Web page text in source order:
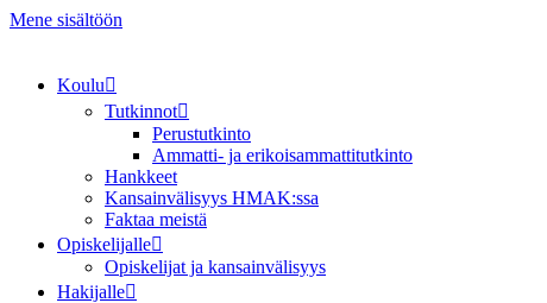
Mene sisältöön
Koulu
Tutkinnot
Perustutkinto
Ammatti- ja erikoisammattitutkinto
Hankkeet
Kansainvälisyys HMAK:ssa
Faktaa meistä
Opiskelijalle
Opiskelijat ja kansainvälisyys
Hakijalle